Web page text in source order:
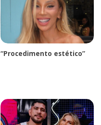
“Procedimento estético”